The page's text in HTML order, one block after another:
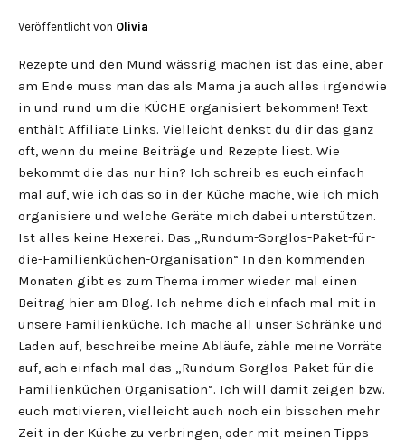
Veröffentlicht von Olivia
Rezepte und den Mund wässrig machen ist das eine, aber
am Ende muss man das als Mama ja auch alles irgendwie
in und rund um die KÜCHE organisiert bekommen! Text
enthält Affiliate Links. Vielleicht denkst du dir das ganz
oft, wenn du meine Beiträge und Rezepte liest. Wie
bekommt die das nur hin? Ich schreib es euch einfach
mal auf, wie ich das so in der Küche mache, wie ich mich
organisiere und welche Geräte mich dabei unterstützen.
Ist alles keine Hexerei. Das „Rundum-Sorglos-Paket-für-
die-Familienküchen-Organisation“ In den kommenden
Monaten gibt es zum Thema immer wieder mal einen
Beitrag hier am Blog. Ich nehme dich einfach mal mit in
unsere Familienküche. Ich mache all unser Schränke und
Laden auf, beschreibe meine Abläufe, zähle meine Vorräte
auf, ach einfach mal das „Rundum-Sorglos-Paket für die
Familienküchen Organisation“. Ich will damit zeigen bzw.
euch motivieren, vielleicht auch noch ein bisschen mehr
Zeit in der Küche zu verbringen, oder mit meinen Tipps